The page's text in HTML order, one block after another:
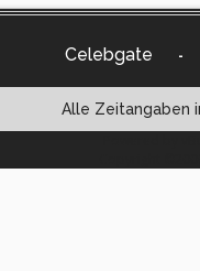
Celebgate -
Alle Zeitangaben